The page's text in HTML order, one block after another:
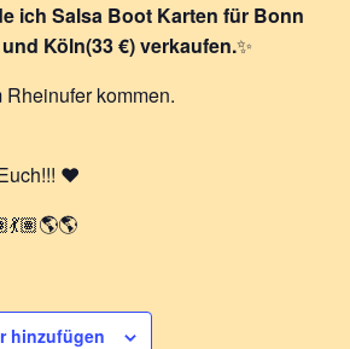
ich Salsa Boot Karten für Bonn
Köln(33 €) verkaufen.✨
Rheinufer kommen.
❤️
hinzufügen